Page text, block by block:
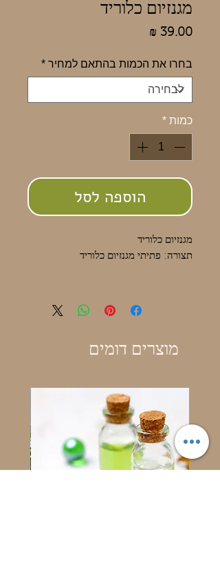
מגנזיום כלוריד
בחרו את הכמות בהתאם למחיר *
כמות *
הוספה לסל
מגנזיום כלוריד
תצורה: פתיתי מגנזיום כלוריד
מוצרים דומים